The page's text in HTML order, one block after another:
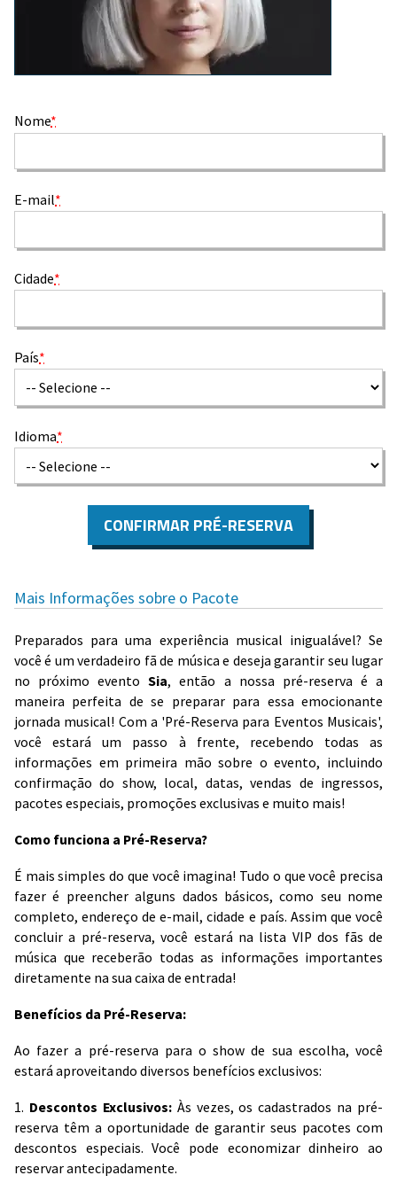
Nome*
E-mail*
Cidade*
País*
Idioma*
CONFIRMAR PRÉ-RESERVA
Mais Informações sobre o Pacote
Preparados para uma experiência musical inigualável? Se
você é um verdadeiro fã de música e deseja garantir seu lugar
no próximo eventoSia, então a nossa pré-reserva é a
maneira perfeita de se preparar para essa emocionante
jornada musical! Com a 'Pré-Reserva para Eventos Musicais',
você estará um passo à frente, recebendo todas as
informações em primeira mão sobre o evento, incluindo
confirmação do show, local, datas, vendas de ingressos,
pacotes especiais, promoções exclusivas e muito mais!
Como funciona a Pré-Reserva?
É mais simples do que você imagina! Tudo o que você precisa
fazer é preencher alguns dados básicos, como seu nome
completo, endereço de e-mail, cidade e país. Assim que você
concluir a pré-reserva, você estará na lista VIP dos fãs de
música que receberão todas as informações importantes
diretamente na sua caixa de entrada!
Benefícios da Pré-Reserva:
Ao fazer a pré-reserva para o show de sua escolha, você
estará aproveitando diversos benefícios exclusivos:
1. Descontos Exclusivos:Às vezes, os cadastrados na pré-
reserva têm a oportunidade de garantir seus pacotes com
descontos especiais. Você pode economizar dinheiro ao
reservar antecipadamente.